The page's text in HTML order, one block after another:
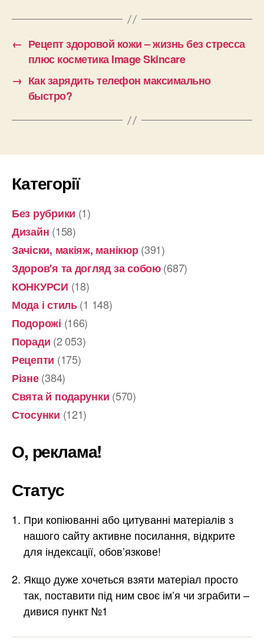
← Рецепт здоровой кожи – жизнь без стресса
плюс косметика Image Skincare
→ Как зарядить телефон максимально
быстро?
Категорії
Без рубрики (1)
Дизайн (158)
Зачіски, макіяж, манікюр(391)
Здоров'я та догляд за собою(687)
КОНКУРСИ (18)
Мода і стиль(1 148)
Подорожі (166)
Поради (2 053)
Рецепти (175)
Різне(384)
Свята й подарунки (570)
Стосунки (121)
О, реклама!
Статус
При копіюванні або цитуванні матеріалів з
нашого сайту активне посилання, відкрите
для індексації, обов’язкове!
Якщо дуже хочеться взяти матеріал просто
так, поставити під ним своє ім’я чи зграбити –
дивися пункт №1